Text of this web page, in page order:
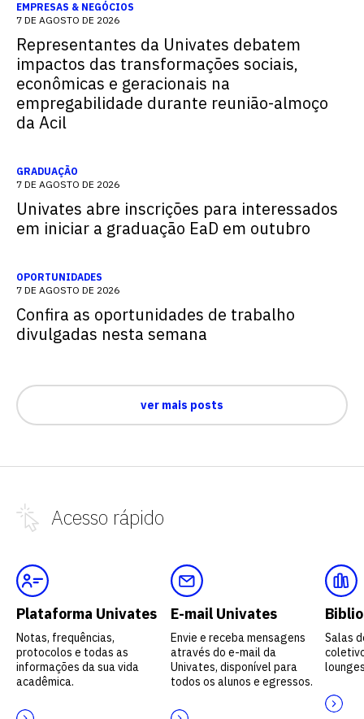
EMPRESAS & NEGÓCIOS
7 DE AGOSTO DE 2026
Representantes da Univates debatem
impactos das transformações sociais,
econômicas e geracionais na
empregabilidade durante reunião-almoço
da Acil
GRADUAÇÃO
7 DE AGOSTO DE 2026
Univates abre inscrições para interessados
em iniciar a graduação EaD em outubro
OPORTUNIDADES
7 DE AGOSTO DE 2026
Confira as oportunidades de trabalho
divulgadas nesta semana
ver mais posts
Acesso rápido
Plataforma Univates
Notas, frequências,
protocolos e todas as
informações da sua vida
acadêmica.
E-mail Univates
Envie e receba mensagens
através do e-mail da
Univates, disponível para
todos os alunos e egressos.
Salas